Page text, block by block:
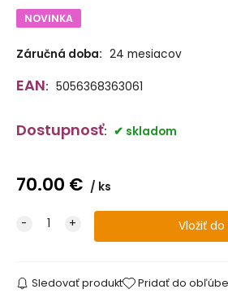
NOVINKA
Záručná doba: 24 mesiacov
EAN: 5056368363061
Dostupnosť: skladom
70.00 € ks
Sledovať produkt Pridať do